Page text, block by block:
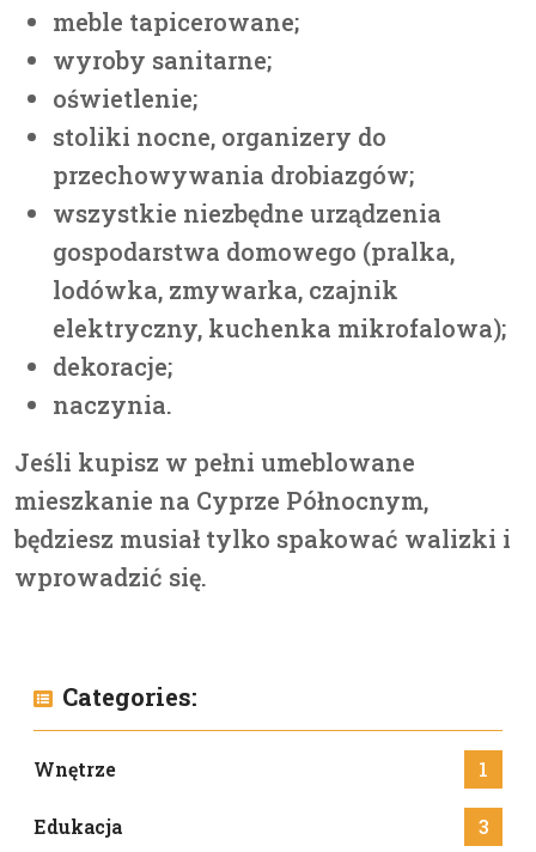
meble tapicerowane;
wyroby sanitarne;
oświetlenie;
stoliki nocne, organizery do
przechowywania drobiazgów;
wszystkie niezbędne urządzenia
gospodarstwa domowego (pralka,
lodówka, zmywarka, czajnik
elektryczny, kuchenka mikrofalowa);
dekoracje;
naczynia.
Jeśli kupisz w pełni umeblowane
mieszkanie na Cyprze Północnym,
będziesz musiał tylko spakować walizki i
wprowadzić się.
Categories:
Wnętrze 1
Edukacja 3